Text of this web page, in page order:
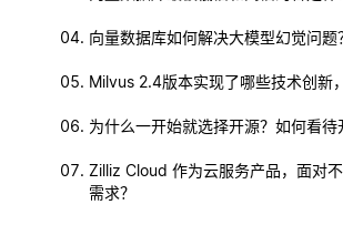
向量数据库如何解决大模型幻觉问
Milvus 2.4版本实现了哪些技术创新
为什么一开始就选择开源？如何看待
Zilliz Cloud 作为云服务产品，面对
需求？